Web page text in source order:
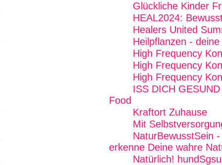
Glückliche Kinder
HEAL2024:
Healers United
Heilpflanzen -
High Frequency
High Frequency
High Frequency
ISS DICH
Food
Kraftort Zuhause
Mit
NaturBewusstSein
erkenne Deine wahre
Natürlich!